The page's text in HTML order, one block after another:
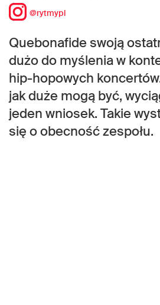
@rytmypl
Quebonafide swoją
dużo do myślenia w
hip-hopowych
jak duże mogą być,
jeden wniosek. Takie
się o obecność zespołu.